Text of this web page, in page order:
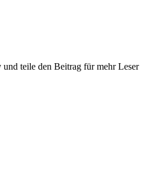
teile den Beitrag für mehr Leser